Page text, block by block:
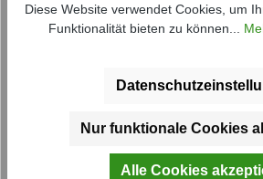
Aufsatzbordwand FS
Diese Website verwendet Cookies, um
Funktionalität bieten zu können...
Nur funktionale Cookies
Alle Cookies